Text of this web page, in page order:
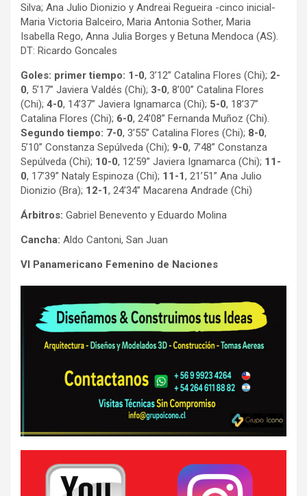
Silva; Ana Julio Dionizio y Andreai Regueira -cinco inicial-
Maria Victoria Balceiro, Maria Antonia Sother, Maria
Isabella Rego, Anna Julia Borges y Betuna Mendoca (AS).
DT: Ricardo Goncales
Goles: primer tiempo: 1-0, 3’12” Catalina Flores (Chi); 2-
0, 5’17” Javiera Valdés (Chi); 3-0, 8’00” Catalina Flores
(Chi); 4-0, 14’37” Javiera Ignamarca (Chi); 5-0, 18’37”
Catalina Flores (Chi); 6-0, 24’08” Fernanda Muñoz (Chi).
Segundo tiempo: 7-0, 3’55” Catalina Flores (Chi); 8-0,
5’10” Constanza Sepúlveda (Chi); 9-0, 7’48” Constanza
Sepúlveda (Chi); 10-0, 12’59” Javiera Ignamarca (Chi); 11-
0, 17’39” Nataly Espinoza (Chi); 11-1, 21’51” Ana Julio
Dionizio (Bra); 12-1, 24’34” Macarena Andrade (Chi)
Árbitros: Gabriel Benevento y Eduardo Molina
Cancha: Aldo Cantoni, San Juan
VI Panamericano Femenino de Naciones